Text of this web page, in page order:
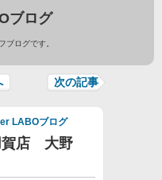
ブログ
ブログです。
次の記事
LABOブログ
賀店 大野